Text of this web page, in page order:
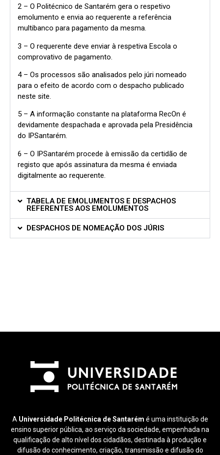
2 – O Politécnico de Santarém gera o respetivo
emolumento e envia ao requerente a referência
multibanco para pagamento da mesma.
3 – O requerente deve enviar à respetiva Escola o
comprovativo de pagamento.
4 – Os processos são analisados pelo júri nomeado
para o efeito de acordo com o despacho publicado
neste site.
5 – A informação constante na plataforma RecOn é
devidamente despachada e aprovada pela Presidência
do IPSantarém.
6 – O IPSantarém procede à emissão da certidão de
registo que após assinatura da mesma é enviada
digitalmente ao requerente.
TABELA DE EMOLUMENTOS E DESPACHOS
REFERENTES AOS EMOLUMENTOS
DESPACHOS DE NOMEAÇÃO DOS JÚRIS
A Universidade Politécnica de Santarém é uma instituição de
ensino superior pública, ao serviço da sociedade, empenhada na
qualificação de alto nível dos cidadãos, destinada à produção e
difusão do conhecimento, criação, transmissão e difusão do